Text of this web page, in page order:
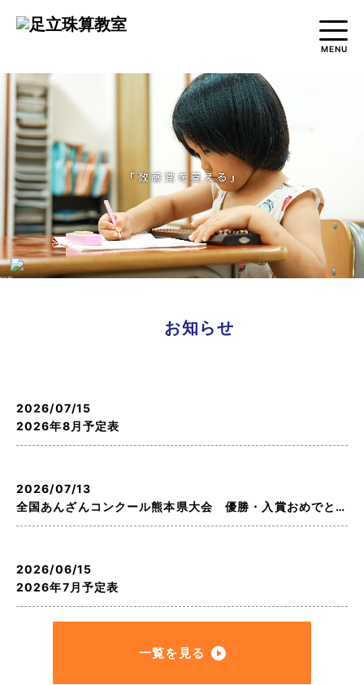
MENU
TOP
教室紹介
入会金/授業料
アクセスマップ
お問い合わせ
見学お申し込み
お知らせ
2026/07/15
2026年8月予定表
2026/07/13
全国あんざんコンクール熊本県大会 優勝・入賞おめでとう！！
2026/06/15
2026年7月予定表
一覧を見る